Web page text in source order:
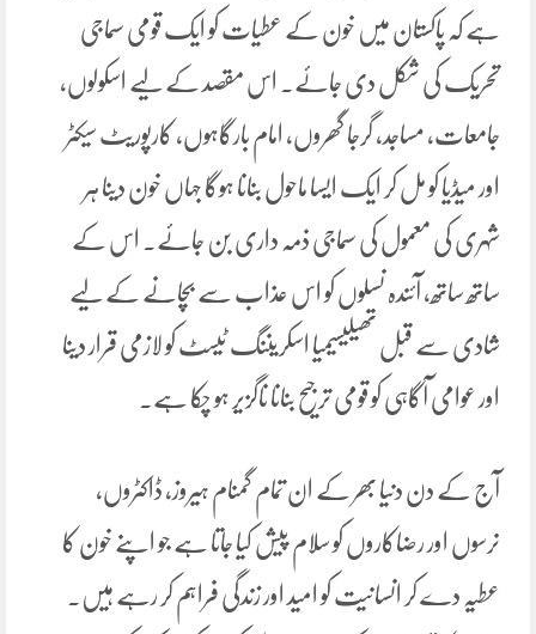
ہے کہ پاکستان میں خون کے عطیات کو ایک قومی سماجی
تحریک کی شکل دی جائے۔ اس مقصد کے لیے اسکولوں،
جامعات، مساجد، گرجا گھروں، امام بارگاہوں، کارپوریٹ سیکٹر
اور میڈیا کو مل کر ایک ایسا ماحول بنانا ہوگا جہاں خون دینا ہر
شہری کی معمول کی سماجی ذمہ داری بن جائے۔ اس کے
ساتھ ساتھ، آئندہ نسلوں کو اس عذاب سے بچانے کے لیے
شادی سے قبل تھیلیسیمیا اسکریننگ ٹیسٹ کو لازمی قرار دینا
اور عوامی آگاہی کو قومی ترجیح بنانا ناگزیر ہو چکا ہے۔
آج کے دن دنیا بھر کے ان تمام گمنام ہیروز، ڈاکٹروں،
نرسوں اور رضاکاروں کو سلام پیش کیا جاتا ہے جو اپنے خون کا
عطیہ دے کر انسانیت کو امید اور زندگی فراہم کر رہے ہیں۔